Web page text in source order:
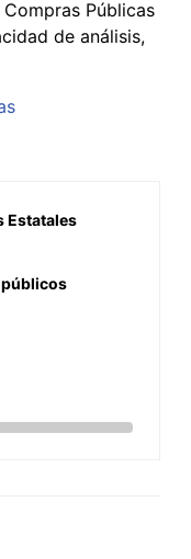
Públicas
de análisis,
Estatales
públicos